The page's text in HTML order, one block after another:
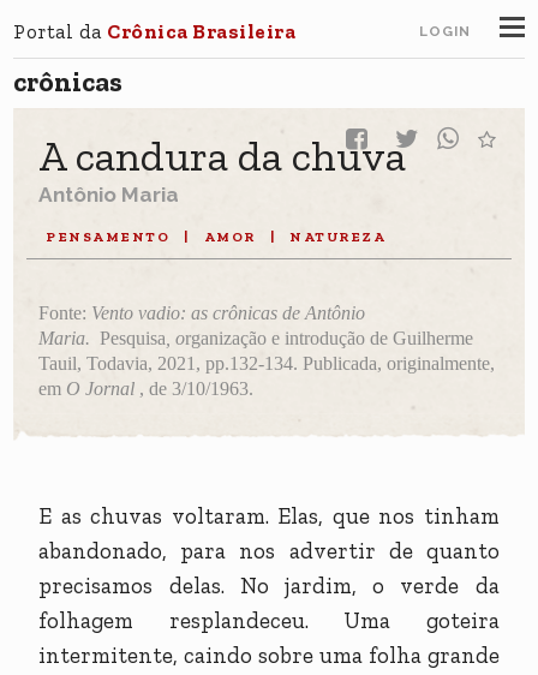
Portal da Crônica Brasileira LOGIN
crônicas
A candura da chuva
Antônio Maria
PENSAMENTO AMOR NATUREZA
Fonte: Vento vadio: as crônicas de Antônio
Maria.Pesquisa , organização e introdução de Guilherme
Tauil, Todavia, 2021, pp.132-134. Publicada, originalmente,
em O Jornal , de 3/10/1963.
E as chuvas voltaram. Elas, que nos tinham
abandonado, para nos advertir de quanto
precisamos delas. No jardim, o verde da
folhagem resplandeceu. Uma goteira
intermitente, caindo sobre uma folha grande